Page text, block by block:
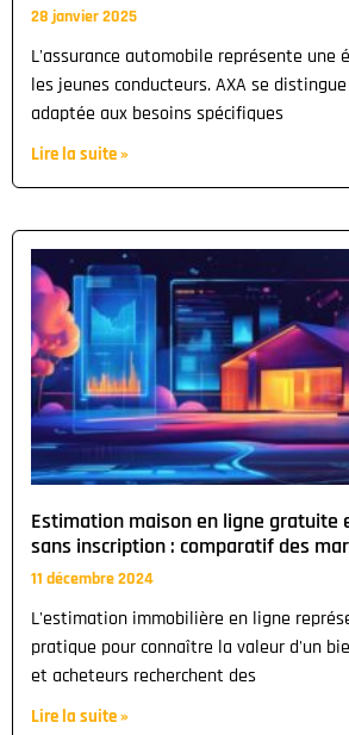
28 janvier 2025
L'assurance automobile représente une
les jeunes conducteurs. AXA se
adaptée aux besoins spécifiques
Lire la suite »
Estimation maison en ligne gratuite
sans inscription : comparatif des
11 décembre 2024
L'estimation immobilière en ligne
pratique pour connaître la valeur d'un
et acheteurs recherchent des
Lire la suite »